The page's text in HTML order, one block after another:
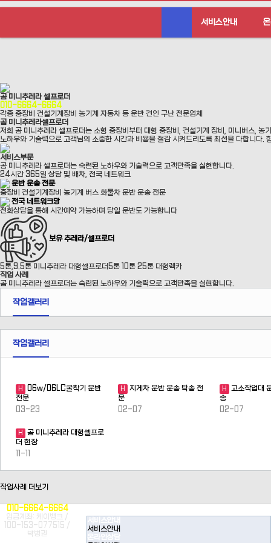
서비스안내
곰 미니추레라 셀프로더
010-6664-6664
각종 중장비 건설기계장비 농기계 자동차 등 운반 견인 구난 전문업체
곰 미니추레라셀프로더
저희 곰 미니추레라 셀프로더는 소형 중장비부터 대형 중장비, 건설기계 장비, 미니버스,
노하우와 기술력으로 고객님의 소중한 시간과 비용을 절감 시켜드리도록 최선을 다합니다
서비스부문
곰 미니추레라 셀프로더는 숙련된 노하우와 기술력으로 고객만족을 실현합니다.
24시간 365일 상담 및 배차, 전국 네트워크
운반 운송 전문
중장비 건설기계장비 농기계 버스 화물차 운반 운송 전문
전국 네트워크망
전화상담을 통해 시간예약 가능하며 당일 운반도 가능합니다
보유 추레라/셀프로더
5톤,9.5톤 미니추레라 대형셀프로더5톤 10톤 25톤 대형렉카
작업 사례
곰 미니추레라 셀프로더는 숙련된 노하우와 기술력으로 고객만족을 실현합니다.
작업갤러리
작업갤러리
H
06w/06LC굴착기 운반
전문
03-23
H
지게차 운반 운송 탁송 전
문
02-07
H
고소작업대
송
02-07
H
곰 미니추레라 대형셀프로
더 현장
11-11
작업사례 더보기
서비스안내
서비스안내
온라인상담
010-6664-6664
입금계좌: 케이뱅크 /
100-153-077515 /
박병권